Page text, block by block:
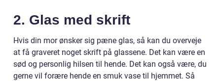
2. Glas med skrift
Hvis din mor ønsker sig pæne glas, så kan du overveje
at få graveret noget skrift på glassene. Det kan være en
sød og personlig hilsen til hende. Det kan også være, du
gerne vil forære hende en smuk vase til hjemmet. Så